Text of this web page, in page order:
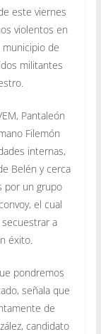
este viernes
violentos en
de
militantes
Pantaleón
Filemón
internas,
Belén y cerca
por un grupo
el cual
a
éxito.
pondremos
señala que
de
candidato